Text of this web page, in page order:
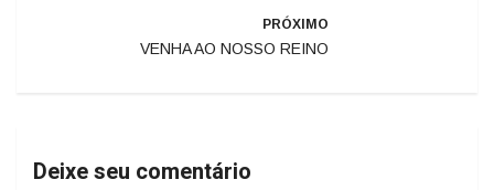
PRÓXIMO
VENHA AO NOSSO REINO
Deixe seu comentário